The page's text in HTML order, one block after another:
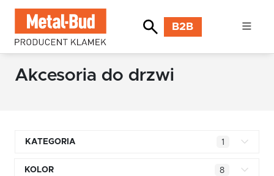
B2B
Akcesoria do drzwi
KATEGORIA 1
Klamki kwadratowe
KOLOR 8